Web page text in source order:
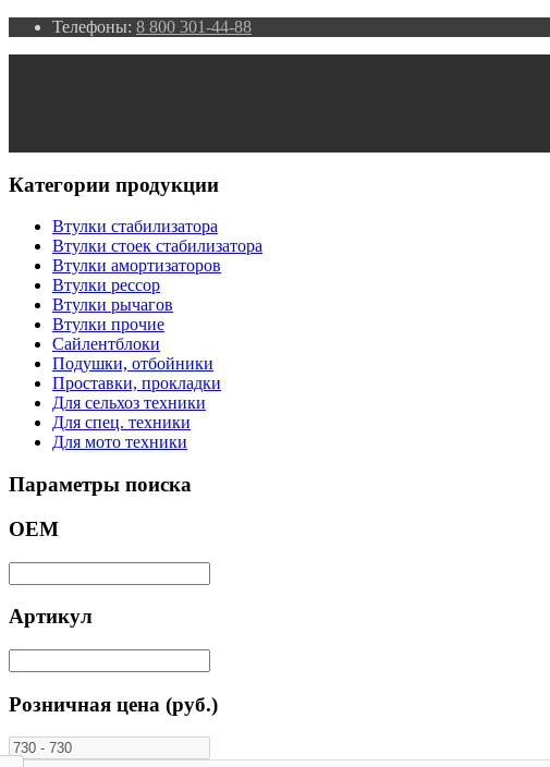
Телефоны: 8 800 301-44-88
Категории продукции
Втулки стабилизатора
Втулки стоек стабилизатора
Втулки амортизаторов
Втулки рессор
Втулки рычагов
Втулки прочие
Сайлентблоки
Подушки, отбойники
Проставки, прокладки
Для сельхоз техники
Для спец. техники
Для мото техники
Параметры поиска
ОЕМ
Артикул
Розничная цена (руб.)